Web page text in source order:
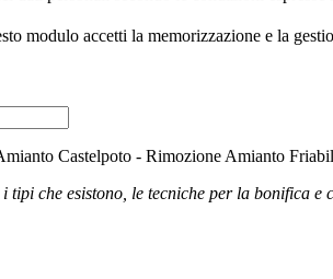
modulo accetti la memorizzazione e la
tipi che esistono, le tecniche per la bonifica e